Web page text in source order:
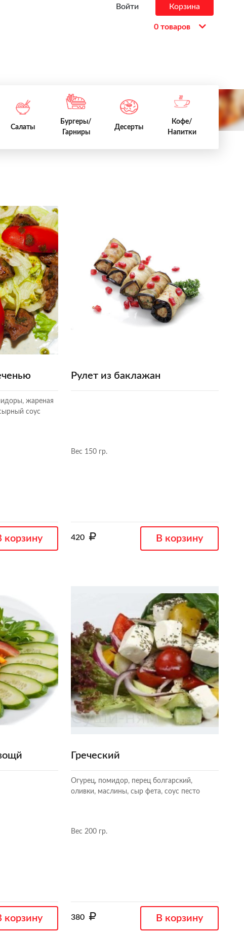
Войти Корзина
0 товаров
Салаты
Бургеры/
Гарниры
Десерты
Кофе/
Напитки
жареная
соус
корзину
Рулет из баклажан
Вес 150 гр.
420 В корзину
корзину
Греческий
Огурец, помидор, перец болгарский,
оливки, маслины, сыр фета, соус песто
Вес 200 гр.
380 В корзину